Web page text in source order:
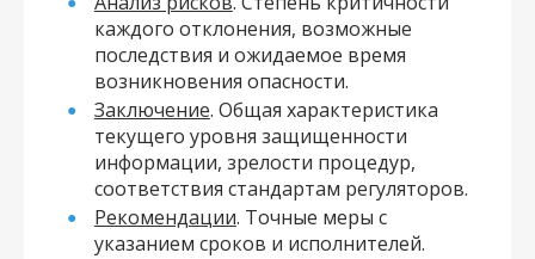
каждого отклонения, возможные
последствия и ожидаемое время
возникновения опасности.
Заключение. Общая характеристика
текущего уровня защищенности
информации, зрелости процедур,
соответствия стандартам регуляторов.
Рекомендации. Точные меры с
указанием сроков и исполнителей.